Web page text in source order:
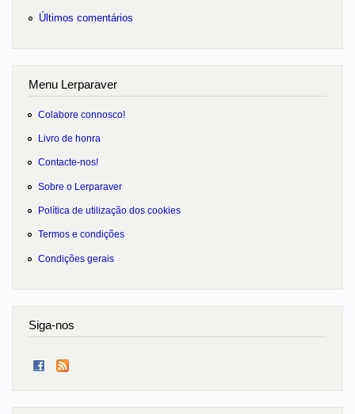
Últimos comentários
Menu Lerparaver
Colabore connosco!
Livro de honra
Contacte-nos!
Sobre o Lerparaver
Política de utilização dos cookies
Termos e condições
Condições gerais
Siga-nos